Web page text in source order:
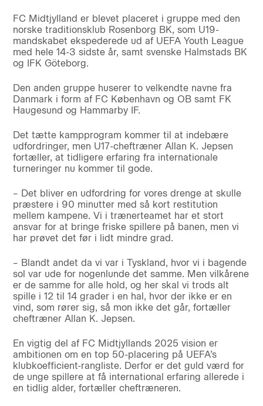
FC Midtjylland er blevet placeret i gruppe med den
norske traditionsklub Rosenborg BK, som U19-
mandskabet ekspederede ud af UEFA Youth League
med hele 14-3 sidste år, samt svenske Halmstads BK
og IFK Göteborg.
Den anden gruppe huserer to velkendte navne fra
Danmark i form af FC København og OB samt FK
Haugesund og Hammarby IF.
Det tætte kampprogram kommer til at indebære
udfordringer, men U17-cheftræner Allan K. Jepsen
fortæller, at tidligere erfaring fra internationale
turneringer nu kommer til gode.
– Det bliver en udfordring for vores drenge at skulle
præstere i 90 minutter med så kort restitution
mellem kampene. Vi i trænerteamet har et stort
ansvar for at bringe friske spillere på banen, men vi
har prøvet det før i lidt mindre grad.
– Blandt andet da vi var i Tyskland, hvor vi i bagende
sol var ude for nogenlunde det samme. Men vilkårene
er de samme for alle hold, og her skal vi trods alt
spille i 12 til 14 grader i en hal, hvor der ikke er en
vind, som rører sig, så mon ikke det går, fortæller
cheftræner Allan K. Jepsen.
En vigtig del af FC Midtjyllands 2025 vision er
ambitionen om en top 50-placering på UEFA’s
klubkoefficient-rangliste. Derfor er det guld værd for
de unge spillere at få international erfaring allerede i
en tidlig alder, fortæller cheftræneren.